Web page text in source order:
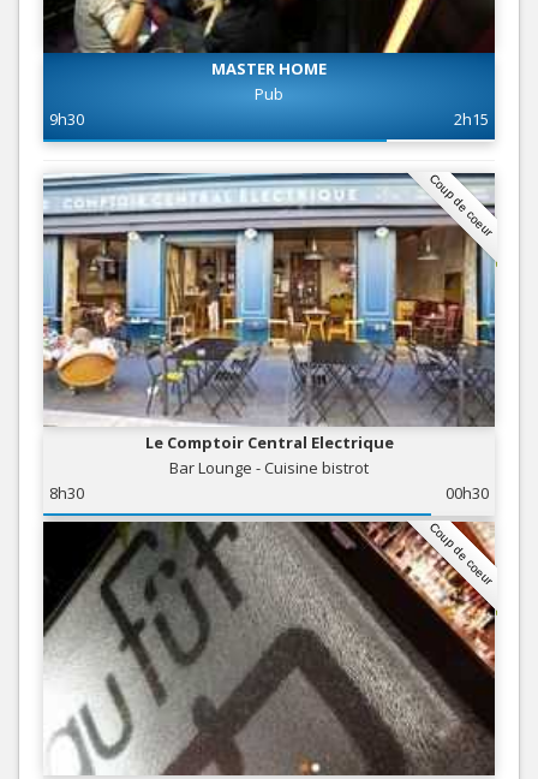
MASTER HOME
Pub
9h30
2h15
Coup de coeur
Le Comptoir Central Electrique
Bar Lounge - Cuisine bistrot
8h30
00h30
Coup de coeur